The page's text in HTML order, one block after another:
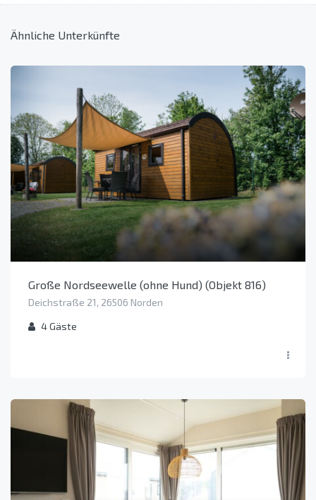
Ähnliche Unterkünfte
Große Nordseewelle (ohne Hund) (Objekt 816)
Deichstraße 21, 26506 Norden
4Gäste